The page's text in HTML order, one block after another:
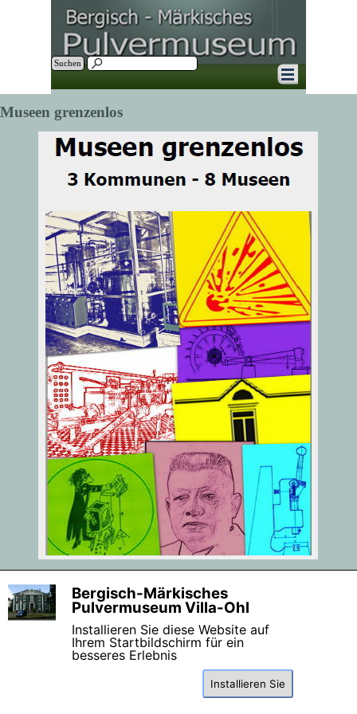
Direkt zum Seiteninhalt
Suchen
Menü überspringen
Museen grenzenlos
Zurück zum Seiteninhalt
Bergisch-Märkisches
Pulvermuseum Villa-Ohl
Installieren Sie diese Website auf
Ihrem Startbildschirm für ein
besseres Erlebnis
Installieren Sie
X